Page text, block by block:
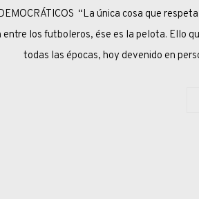
DEMOCRÁTICOS “La única cosa
entre los futboleros, ése es la pelota. Ello
todas las épocas, hoy devenido en